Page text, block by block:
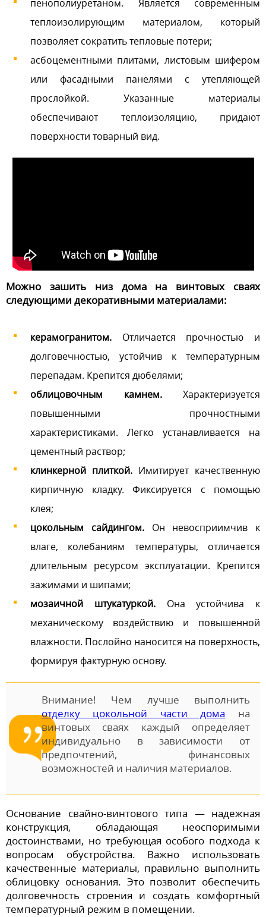
пенополиуретаном. Является современным
теплоизолирующим материалом, который
позволяет сократить тепловые потери;
асбоцементными плитами, листовым шифером
или фасадными панелями с утепляющей
прослойкой. Указанные материалы
обеспечивают теплоизоляцию, придают
поверхности товарный вид.
Можно зашить низ дома на винтовых сваях
следующими декоративными материалами:
керамогранитом. Отличается прочностью и
долговечностью, устойчив к температурным
перепадам. Крепится дюбелями;
облицовочным камнем.Характеризуется
повышенными прочностными
характеристиками. Легко устанавливается на
цементный раствор;
клинкерной плиткой. Имитирует качественную
кирпичную кладку. Фиксируется с помощью
клея;
цокольным сайдингом.Он невосприимчив к
влаге, колебаниям температуры, отличается
длительным ресурсом эксплуатации. Крепится
зажимами и шипами;
мозаичной штукатуркой.Она устойчива к
механическому воздействию и повышенной
влажности. Послойно наносится на поверхность,
формируя фактурную основу.
Внимание! Чем лучше выполнить
отделку цокольной части дома на
винтовых сваях каждый определяет
индивидуально в зависимости от
предпочтений, финансовых
возможностей и наличия материалов.
Основание свайно-винтового типа — надежная
конструкция, обладающая неоспоримыми
достоинствами, но требующая особого подхода к
вопросам обустройства. Важно использовать
качественные материалы, правильно выполнить
облицовку основания. Это позволит обеспечить
долговечность строения и создать комфортный
температурный режим в помещении.